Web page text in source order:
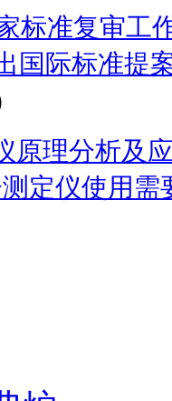
标准复审工
国际标准提
原理分析及
定仪使用需